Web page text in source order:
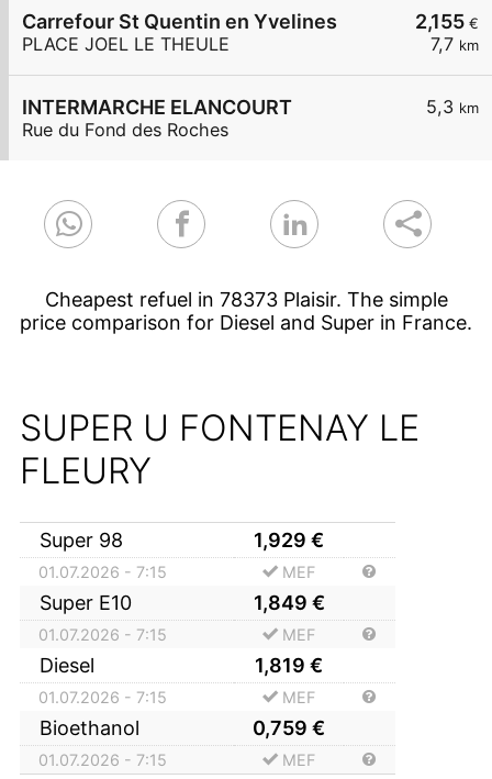
2,155 €
7,7 km
Carrefour St Quentin en Yvelines
PLACE JOEL LE THEULE
5,3 km
INTERMARCHE ELANCOURT
Rue du Fond des Roches
Cheapest refuel in 78373 Plaisir. The simple
price comparison for Diesel and Super in France.
SUPER U FONTENAY LE
FLEURY
Super 98 1,929 €
01.07.2026 - 7:15 MEF
Super E10 1,849 €
01.07.2026 - 7:15 MEF
Diesel 1,819 €
01.07.2026 - 7:15 MEF
Bioethanol 0,759 €
01.07.2026 - 7:15 MEF